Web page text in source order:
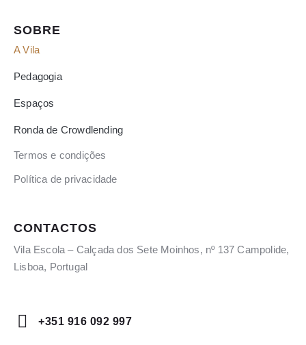
SOBRE
A Vila
Pedagogia
Espaços
Ronda de Crowdlending
Termos e condições
Política de privacidade
CONTACTOS
Vila Escola – Calçada dos Sete Moinhos, nº 137 Campolide,
Lisboa, Portugal
+351 916 092 997